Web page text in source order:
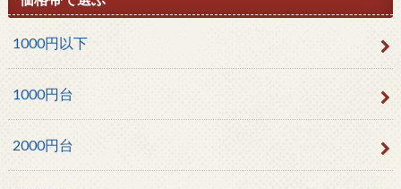
1000円以下
1000円台
2000円台